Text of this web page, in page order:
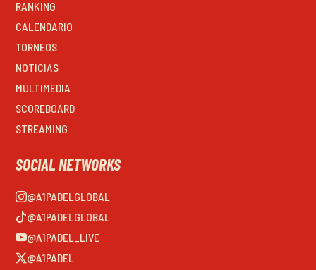
RANKING
CALENDARIO
TORNEOS
NOTICIAS
MULTIMEDIA
SCOREBOARD
STREAMING
SOCIAL NETWORKS
@A1PADELGLOBAL
@A1PADELGLOBAL
@A1PADEL_LIVE
@A1PADEL